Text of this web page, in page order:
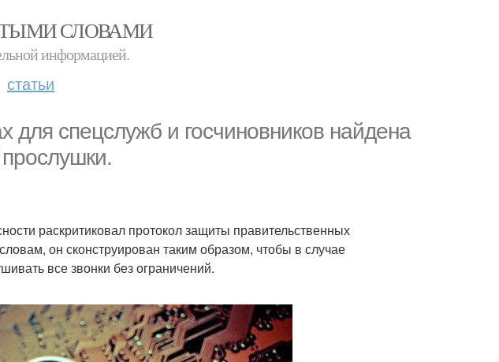
СЛОВАМИ
информацией.
статьи
спецслужб и госчиновников найдена
раскритиковал протокол защиты правительственных
он сконструирован таким образом, чтобы в случае
все звонки без ограничений.